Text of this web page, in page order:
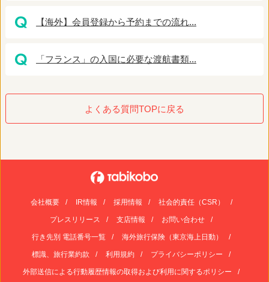
【海外】会員登録から予約までの流れ...
「フランス」の入国に必要な渡航書類...
よくある質問TOPに戻る
会社概要 IR情報 採用情報 社会的責任（CSR）
プレスリリース 支店情報 お問い合わせ
行き先別 電話番号一覧 海外旅行保険（東京海上日動）
標識、旅行業約款 利用規約 プライバシーポリシー
外部送信による行動履歴情報の取得および利用に関するポリシー